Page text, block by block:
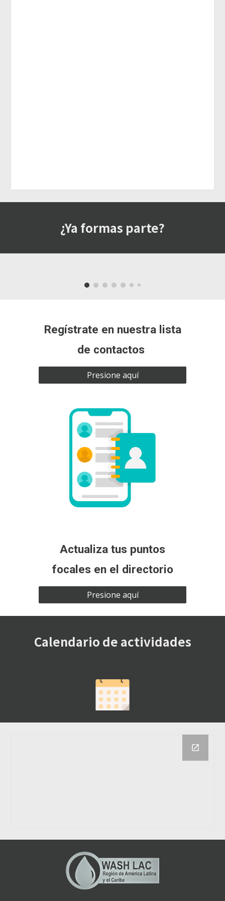
¿Ya formas parte?
Regístrate en nuestra lista
de contactos
Presione aquí
Actualiza tus puntos
focales en el directorio
Presione aquí
Calendario de actividades